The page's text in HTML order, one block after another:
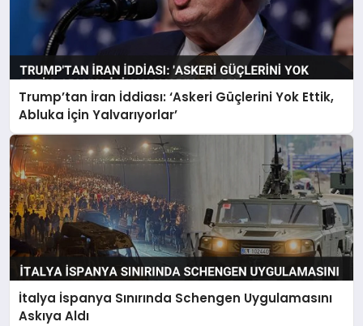
Trump’tan İran İddiası: ‘Askeri Güçlerini Yok Ettik,
Abluka İçin Yalvarıyorlar’
İtalya İspanya Sınırında Schengen Uygulamasını
Askıya Aldı